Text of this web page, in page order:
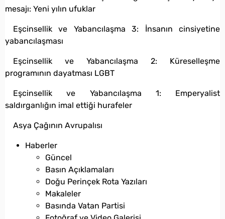
mesajı: Yeni yılın ufuklar
Eşcinsellik ve Yabancılaşma 3: İnsanın cinsiyetine
yabancılaşması
Eşcinsellik ve Yabancılaşma 2: Küreselleşme
programının dayatması LGBT
Eşcinsellik ve Yabancılaşma 1: Emperyalist
saldırganlığın imal ettiği hurafeler
Asya Çağının Avrupalısı
Haberler
Güncel
Basın Açıklamaları
Doğu Perinçek Rota Yazıları
Makaleler
Basında Vatan Partisi